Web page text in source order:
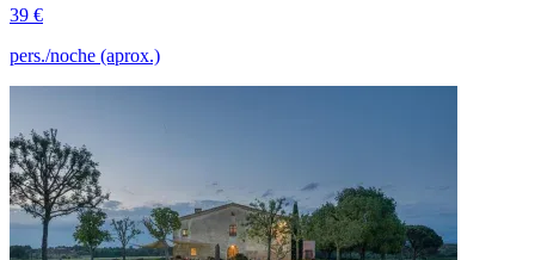
39 €
pers./noche (aprox.)